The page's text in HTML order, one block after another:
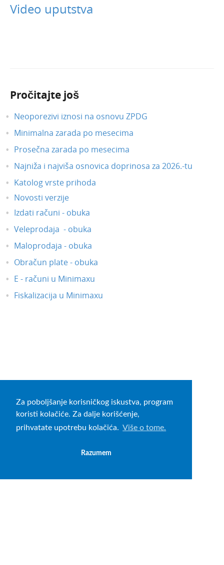
Za poboljšanje korisničkog iskustva, program
koristi kolačiće. Za dalje korišćenje,
prihvatate upotrebu kolačića. Više o tome.
Razumem
Video uputstva
Pročitajte još
Neoporezivi iznosi na osnovu ZPDG
Minimalna zarada po mesecima
Prosečna zarada po mesecima
Najniža i najviša osnovica doprinosa za 2026.-tu
Katolog vrste prihoda
Novosti verzije
Izdati računi - obuka
Veleprodaja - obuka
Maloprodaja - obuka
Obračun plate - obuka
E - računi u Minimaxu
Fiskalizacija u Minimaxu